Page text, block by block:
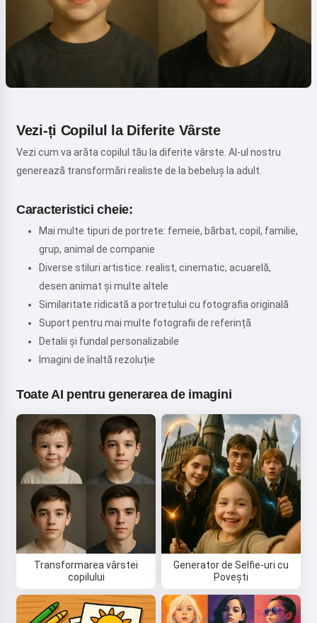
Vezi-ți Copilul la Diferite Vârste
Vezi cum va arăta copilul tău la diferite vârste. AI-ul nostru
generează transformări realiste de la bebeluș la adult.
Caracteristici cheie:
Mai multe tipuri de portrete: femeie, bărbat, copil, familie,
grup, animal de companie
Diverse stiluri artistice: realist, cinematic, acuarelă,
desen animat și multe altele
Similaritate ridicată a portretului cu fotografia originală
Suport pentru mai multe fotografii de referință
Detalii și fundal personalizabile
Imagini de înaltă rezoluție
Toate AI pentru generarea de imagini
Transformarea vârstei
copilului
Generator de Selfie-uri cu
Povești